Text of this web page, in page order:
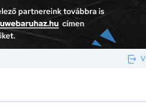
Bejelentkezés e-